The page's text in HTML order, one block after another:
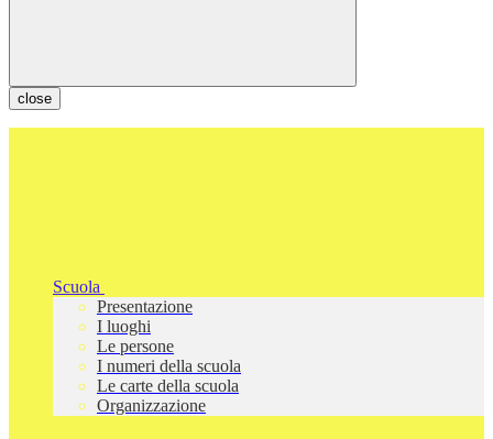
close
Scuola
Presentazione
I luoghi
Le persone
I numeri della scuola
Le carte della scuola
Organizzazione